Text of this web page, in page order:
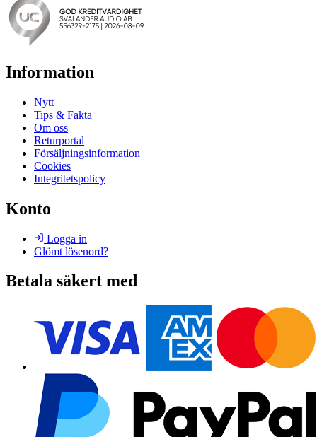
Information
Nytt
Tips & Fakta
Om oss
Returportal
Försäljningsinformation
Cookies
Integritetspolicy
Konto
Logga in
Glömt lösenord?
Betala säkert med